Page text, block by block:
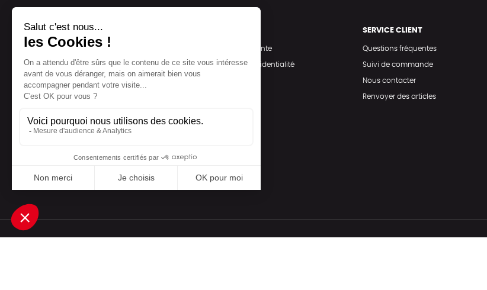
NOS PRODUITS
Notre collection
Accessoires
Bien-être
Papeterie
Conditions de vente
Politique de confidentialité
SERVICE CLIENT
Questions fréquentes
Suivi de commande
Nous contacter
Renvoyer des articles